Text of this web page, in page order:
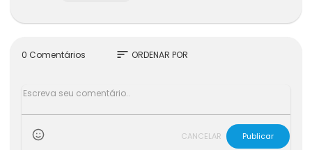
0 Comentários sort ORDENAR POR
CANCELAR
Publicar